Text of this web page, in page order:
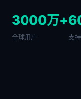
3000万+
全球用户 支